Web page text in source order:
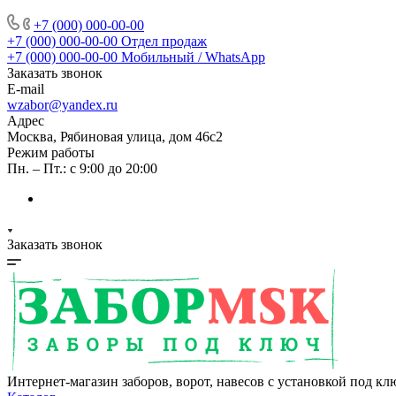
+7 (000) 000-00-00
+7 (000) 000-00-00 Отдел продаж
+7 (000) 000-00-00 Мобильный / WhatsApp
Заказать звонок
E-mail
wzabor@yandex.ru
Адрес
Москва, Рябиновая улица, дом 46с2
Режим работы
Пн. – Пт.: с 9:00 до 20:00
Заказать звонок
Интернет-магазин заборов, ворот, навесов с установкой под